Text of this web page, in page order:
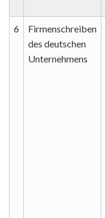
6
Firmenschreiben
des deutschen
Unternehmens